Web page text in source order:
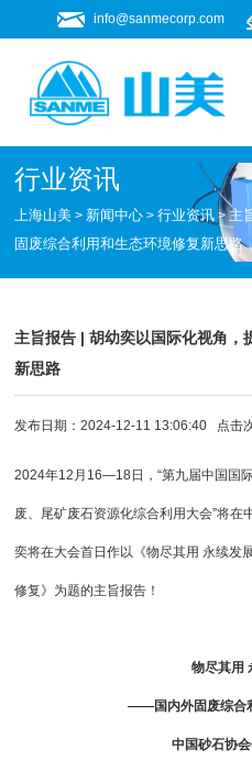
info@sanmecorp.com
行业资讯
上海山美 > 新闻中心 >行业资讯 >主
固废综合利用和生态环境修复新思路
主旨报告 | 胡幼奕以国际化视角，
新思路
发布日期：2024-12-11 13:06:40 点击
2024年12月16—18日，“第九届中国国
废、尾矿废石资源化综合利用大会”将
奕将在大会首日作以《物尽其用 永续
修复》为题的主旨报告！
物尽其用
——国内外固废综合
中国砂石协